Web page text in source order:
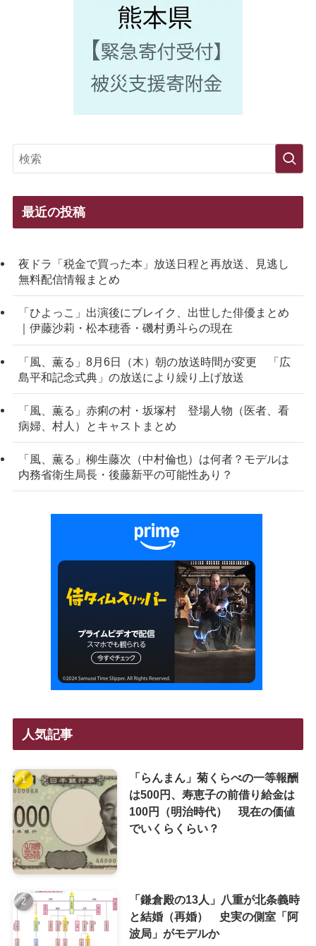
最近の投稿
夜ドラ「税金で買った本」放送日程と再放送、見逃し
無料配信情報まとめ
「ひよっこ」出演後にブレイク、出世した俳優まとめ
｜伊藤沙莉・松本穂香・磯村勇斗らの現在
「風、薫る」8月6日（木）朝の放送時間が変更 「広
島平和記念式典」の放送により繰り上げ放送
「風、薫る」赤痢の村・坂塚村 登場人物（医者、看
病婦、村人）とキャストまとめ
「風、薫る」柳生藤次（中村倫也）は何者？モデルは
内務省衛生局長・後藤新平の可能性あり？
人気記事
「らんまん」菊くらべの一等報酬
は500円、寿恵子の前借り給金は
100円（明治時代） 現在の価値
でいくらくらい？
「鎌倉殿の13人」八重が北条義時
と結婚（再婚） 史実の側室「阿
波局」がモデルか